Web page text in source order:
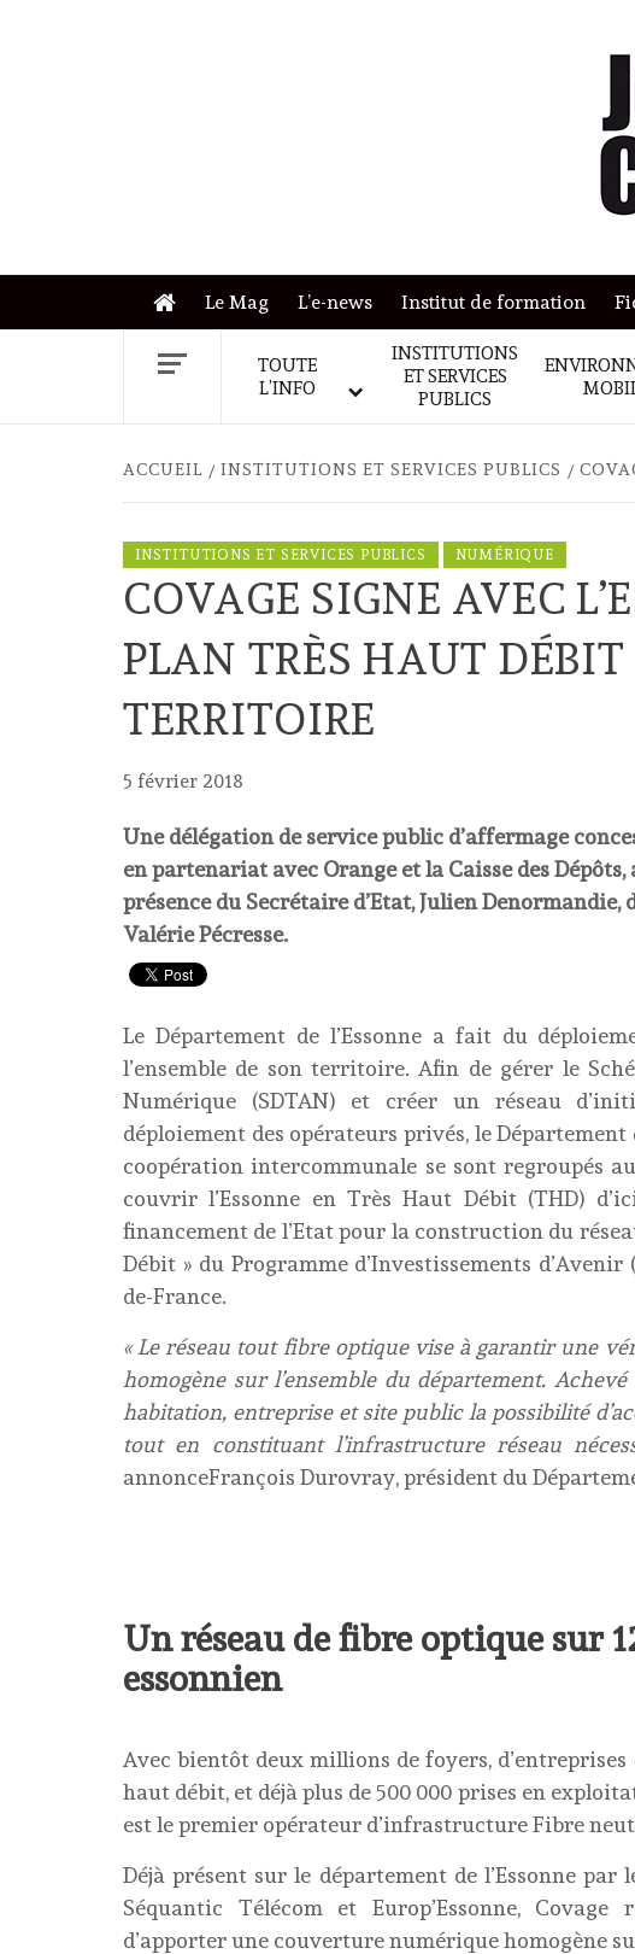
Le Mag L’e-news Institut de formation
TOUTE
L’INFO
INSTITUTIONS
ET SERVICES
PUBLICS
ACCUEIL INSTITUTIONS ET SERVICES PUBLICS
INSTITUTIONS ET SERVICES PUBLICS NUMÉRIQUE
COVAGE SIGNE AVEC
PLAN TRÈS HAUT
TERRITOIRE
5 février 2018
Une délégation de service public d’affermage
en partenariat avec Orange et la Caisse des Dépôts,
présence du Secrétaire d’Etat, Julien
Valérie Pécresse.
Le Département de l’Essonne a fait du
l’ensemble de son territoire. Afin de gérer le
Numérique (SDTAN) et créer un réseau
déploiement des opérateurs privés, le Département
coopération intercommunale se sont regroupés
couvrir l’Essonne en Très Haut Débit (THD)
financement de l’Etat pour la construction du
Débit » du Programme d’Investissements
de-France.
« Le réseau tout fibre optique vise à garantir une
homogène sur l’ensemble du département.
habitation, entreprise et site public la possibilité
tout en constituant l’infrastructure réseau
annonceFrançois Durovray, président du
Un réseau de fibre optique sur
essonnien
Avec bientôt deux millions de foyers,
haut débit, et déjà plus de 500 000 prises en
est le premier opérateur d’infrastructure Fibre
Déjà présent sur le département de l’Essonne par
Séquantic Télécom et Europ’Essonne,
d’apporter une couverture numérique homogène